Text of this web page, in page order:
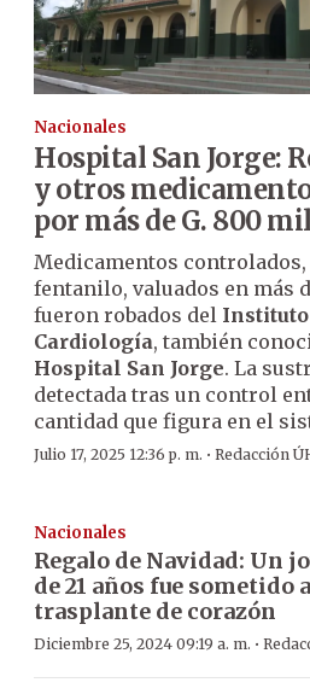
Nacionales
Hospital San Jorge:
y otros
por más de G. 800
Medicamentos
fentanilo, valuados en más
fueron robados del
Cardiología, también
Hospital San Jorge. La
detectada tras un control
cantidad que figura en el
Julio 17, 2025 12:36 p. m. · Redacción
Nacionales
Regalo de Navidad: Un
de 21 años fue sometido
trasplante de corazón
Diciembre 25, 2024 09:19 a. m. ·